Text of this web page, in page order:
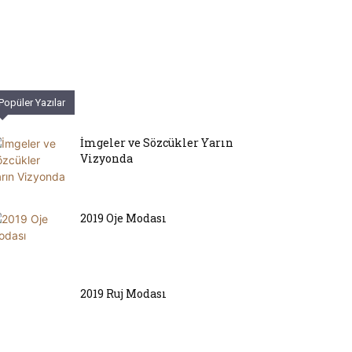
Yazılar
İmgeler ve Sözcükler Yarın
Vizyonda
2019 Oje Modası
2019 Ruj Modası